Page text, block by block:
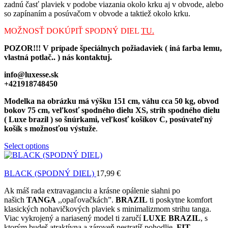
zadnú časť plaviek v podobe viazania okolo krku aj v obvode, alebo
so zapínaním a posúvačom v obvode a taktiež okolo krku.
MOŽNOSŤ DOKÚPIŤ SPODNÝ DIEL TU.
POZOR!!! V prípade špeciálnych požiadaviek ( iná farba lemu,
vlastná potlač.. ) nás kontaktuj.
info@luxesse.sk
+421918748450
Modelka na obrázku má výšku 151 cm, váhu cca 50 kg, obvod
bokov 75 cm, veľkosť spodného dielu XS, strih spodného dielu
( Luxe brazil ) so šnúrkami, veľkosť košíkov C, posúvateľný
košík s možnosťou výstuže.
Select options
BLACK (SPODNÝ DIEL) 17,99 €
Ak máš rada extravaganciu a krásne opálenie siahni po
našich TANGA ,,opaľovačkách”. BRAZIL ti poskytne komfort
klasických nohavičkových plaviek s minimalizmom strihu tanga.
Viac vykrojený a nariasený model ti zaručíLUXE BRAZIL, s